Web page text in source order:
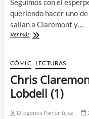
Seguimos con el
queriendo hacer uno
salían a Claremont y…
Ver másChris
X-
men
(VI):
Scott
Lobdell
CÓMIC LECTURAS
Chris
Lobdell (1)
Diógenes Pantarújez